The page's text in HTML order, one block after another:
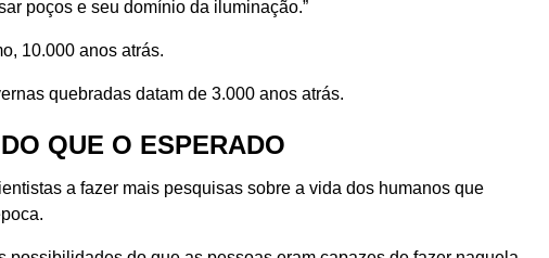
poços e seu domínio da iluminação.”
10.000 anos atrás.
quebradas datam de 3.000 anos atrás.
QUE O ESPERADO
a fazer mais pesquisas sobre a vida dos humanos que